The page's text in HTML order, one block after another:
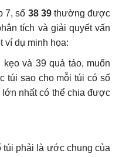
7, số 38 39thường được
tích và giải quyết vấn
ví dụ minh họa:
và 39 quả táo, muốn
túi sao cho mỗi túi có số
lớn nhất có thể chia được
túi phải là ước chung của